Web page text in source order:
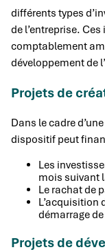
différents types
de l’entreprise.
comptablement
développement de
Projets de
Dans le cadre
dispositif peut
Les
mois suivant
Le rachat de
L’acquisition
démarrage
Projets de